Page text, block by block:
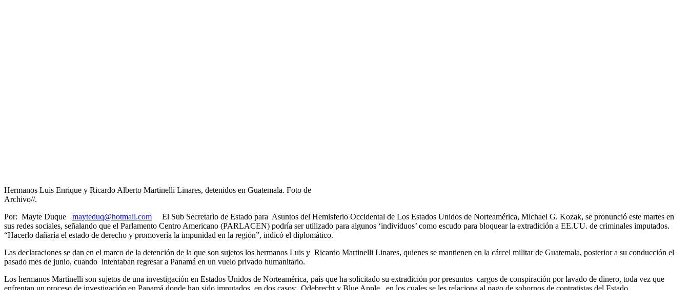
Hermanos Luis Enrique y Ricardo Alberto Martinelli Linares, detenidos en Guatemala. Foto de
Archivo//.
Por: Mayte Duque mayteduq@hotmail.com El Sub Secretario de Estado para Asuntos del Hemisferio Occidental de Los Estados Unidos de Norteamérica, Michael G. Kozak, se pronunció este martes en
sus redes sociales, señalando que el Parlamento Centro Americano (PARLACEN) podría ser utilizado para algunos ‘individuos’ como escudo para bloquear la extradición a EE.UU. de criminales imputados.
“Hacerlo dañaría el estado de derecho y promovería la impunidad en la región”, indicó el diplomático.
Las declaraciones se dan en el marco de la detención de la que son sujetos los hermanos Luis y Ricardo Martinelli Linares, quienes se mantienen en la cárcel militar de Guatemala, posterior a su conducción el
pasado mes de junio, cuando intentaban regresar a Panamá en un vuelo privado humanitario.
Los hermanos Martinelli son sujetos de una investigación en Estados Unidos de Norteamérica, país que ha solicitado su extradición por presuntos cargos de conspiración por lavado de dinero, toda vez que